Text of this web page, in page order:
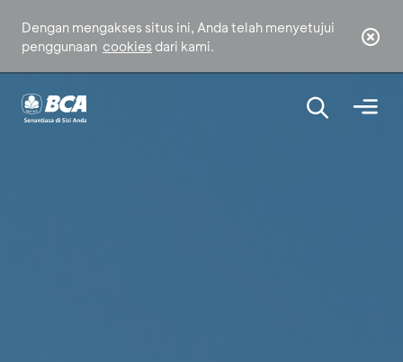
Dengan mengakses situs ini, Anda telah menyetujui
penggunaan cookies dari kami.